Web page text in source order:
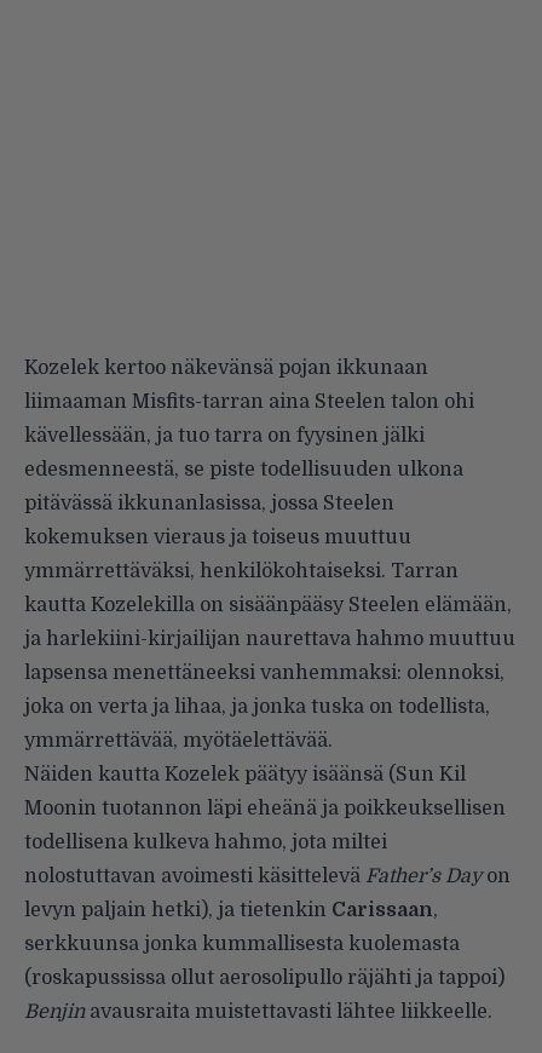
Kozelek kertoo näkevänsä pojan ikkunaan
liimaaman Misfits-tarran aina Steelen talon ohi
kävellessään, ja tuo tarra on fyysinen jälki
edesmenneestä, se piste todellisuuden ulkona
pitävässä ikkunanlasissa, jossa Steelen
kokemuksen vieraus ja toiseus muuttuu
ymmärrettäväksi, henkilökohtaiseksi. Tarran
kautta Kozelekilla on sisäänpääsy Steelen elämään,
ja harlekiini-kirjailijan naurettava hahmo muuttuu
lapsensa menettäneeksi vanhemmaksi: olennoksi,
joka on verta ja lihaa, ja jonka tuska on todellista,
ymmärrettävää, myötäelettävää.
Näiden kautta Kozelek päätyy isäänsä (Sun Kil
Moonin tuotannon läpi eheänä ja poikkeuksellisen
todellisena kulkeva hahmo, jota miltei
nolostuttavan avoimesti käsittelevä Father’s Dayon
levyn paljain hetki), ja tietenkin Carissaan,
serkkuunsa jonka kummallisesta kuolemasta
(roskapussissa ollut aerosolipullo räjähti ja tappoi)
Benjinavausraita muistettavasti lähtee liikkeelle.